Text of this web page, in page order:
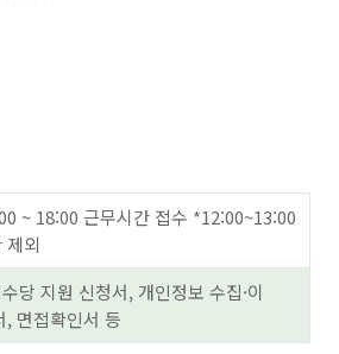
~ 18:00 근무시간 접수 *12:00~13:00
제외
당 지원 신청서, 개인정보 수집·이
, 면접확인서 등